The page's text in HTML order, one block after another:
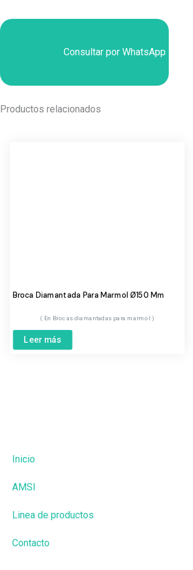
Consultar por WhatsApp
Productos relacionados
Broca Diamantada Para Marmol Ø150 Mm
Brocas diamantadas para marmol
Leer más
Inicio
AMSI
Linea de productos
Contacto